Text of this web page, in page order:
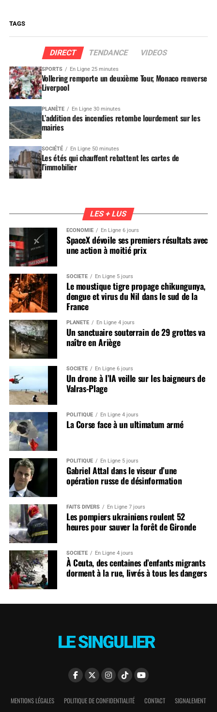
TAGS
DIRECT TENDANCE VIDEOS
SPORTS En Ligne 25 minutes
Vollering remporte un deuxième Tour, Monaco renverse
Liverpool
PLANÈTE En Ligne 30 minutes
L’addition des incendies retombe lourdement sur les
mairies
SOCIÉTÉ En Ligne 50 minutes
Les étés qui chauffent rebattent les cartes de
l’immobilier
LES + LUS
ÉCONOMIE En Ligne 6 jours
SpaceX dévoile ses premiers résultats avec
une action à moitié prix
SOCIÉTÉ En Ligne 5 jours
Le moustique tigre propage chikungunya,
dengue et virus du Nil dans le sud de la
France
PLANÈTE En Ligne 4 jours
Un sanctuaire souterrain de 29 grottes va
naître en Ariège
SOCIÉTÉ En Ligne 6 jours
Un drone à l’IA veille sur les baigneurs de
Valras-Plage
POLITIQUE En Ligne 4 jours
La Corse face à un ultimatum armé
POLITIQUE En Ligne 5 jours
Gabriel Attal dans le viseur d’une
opération russe de désinformation
FAITS DIVERS En Ligne 7 jours
Les pompiers ukrainiens roulent 52
heures pour sauver la forêt de Gironde
SOCIÉTÉ En Ligne 4 jours
À Ceuta, des centaines d’enfants migrants
dorment à la rue, livrés à tous les dangers
MENTIONS LÉGALES POLITIQUE DE CONFIDENTIALITÉ CONTACT SIGNALEMENT